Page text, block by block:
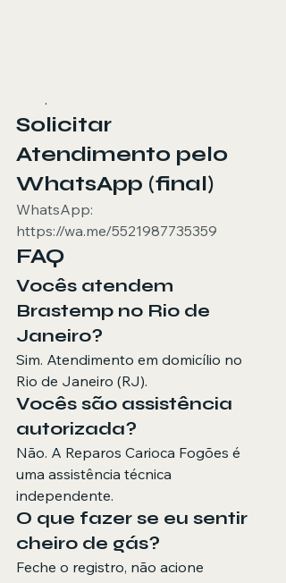
.
Solicitar
Atendimento pelo
WhatsApp (final)
WhatsApp:
https://wa.me/5521987735359
FAQ
Vocês atendem
Brastemp no Rio de
Janeiro?
Sim. Atendimento em domicílio no
Rio de Janeiro (RJ).
Vocês são assistência
autorizada?
Não. A Reparos Carioca Fogões é
uma assistência técnica
independente.
O que fazer se eu sentir
cheiro de gás?
Feche o registro, não acione